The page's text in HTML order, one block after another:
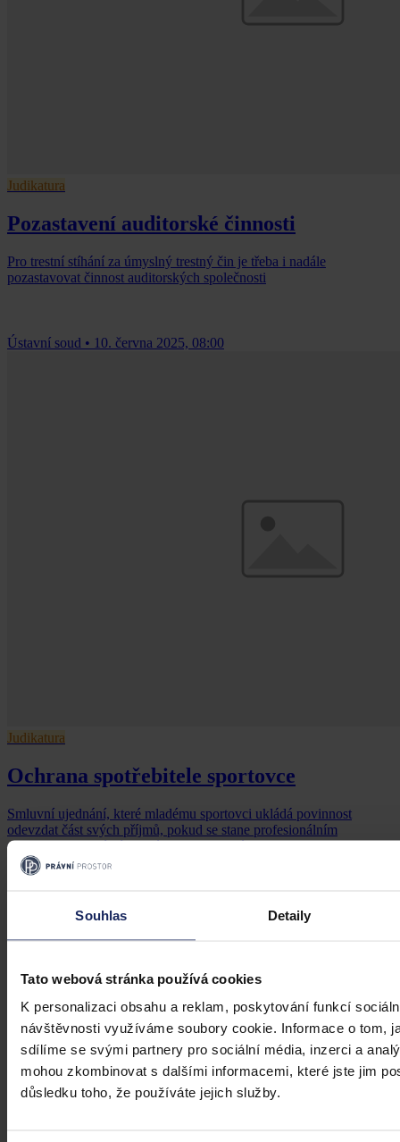
Souhlas Detaily
Tato webová stránka používá cookies
K personalizaci obsahu a reklam, poskytování funkcí
návštěvnosti využíváme soubory cookie. Informace o tom,
sdílíme se svými partnery pro sociální média, inzerci a
mohou zkombinovat s dalšími informacemi, které jste jim
důsledku toho, že používáte jejich služby.
Judikatura
Pozastavení auditorské činnosti
Pro trestní stíhání za úmyslný trestný čin je třeba i nadále
pozastavovat činnost auditorských společnosti
Ústavní soud • 10. června 2025, 08:00
Judikatura
Ochrana spotřebitele sportovce
Smluvní ujednání, které mladému sportovci ukládá povinnost
odevzdat část svých příjmů, pokud se stane profesionálním
sportovcem, musí být jasné a srozumitelné